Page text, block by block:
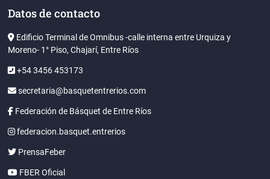
Datos de contacto
Edificio Terminal de Omnibus -calle interna entre Urquiza y
Moreno- 1° Piso, Chajarí, Entre Ríos
+54 3456 453173
secretaria@basquetentrerios.com
Federación de Básquet de Entre Ríos
federacion.basquet.entrerios
PrensaFeber
FBER Oficial